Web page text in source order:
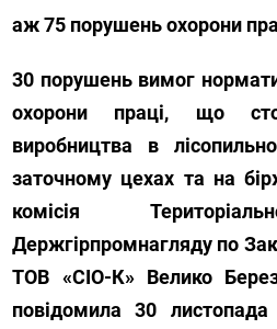
аж 75 порушень охорони
30 порушень вимог
охорони праці, що
виробництва в
заточному цехах та на
комісія
Держгірпромнагляду по
ТОВ «СІО-К» Велико
повідомила 30